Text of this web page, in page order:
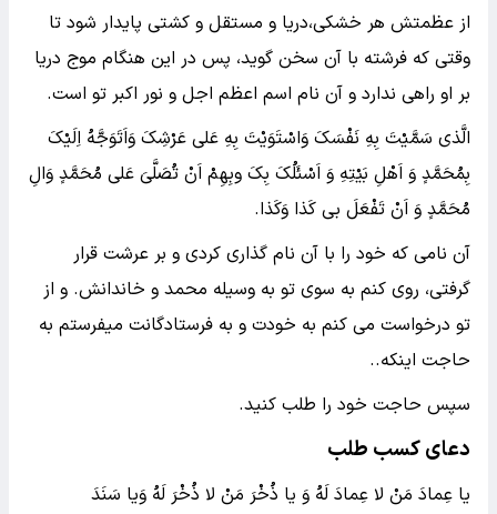
از عظمتش هر خشکی،دریا و مستقل و کشتی پایدار شود تا
وقتی که فرشته با آن سخن گوید، پس در این هنگام موج دریا
بر او راهی ندارد و آن نام اسم اعظم اجل و نور اکبر تو است.
الَّذی سَمَّیْتَ بِهِ نَفْسَکَ وَاسْتَوَیْتَ بِهِ عَلی عَرْشِکَ وَاَتَوَجَّهُ اِلَیْکَ
بِمُحَمَّدٍ وَ اَهْلِ بَیْتِهِ وَ اَسْئَلُکَ بِکَ وبِهِمْ اَنْ تُصَلَّیَ عَلی مُحَمَّدٍ وَالِ
مُحَمَّدٍ وَ اَنْ تَفْعَلَ بی کَذا وَکَذا.
آن نامی که خود را با آن نام گذاری کردی و بر عرشت قرار
گرفتی، روی کنم به سوی تو به وسیله محمد و خاندانش. و از
تو درخواست می کنم به خودت و به فرستادگانت میفرستم به
حاجت اینکه..
سپس حاجت خود را طلب کنید.
دعای کسب طلب
یا عِمادَ مَنْ لا عِمادَ لَهُ وَ یا ذُخْرَ مَنْ لا ذُخْرَ لَهُ وَیا سَنَدَ